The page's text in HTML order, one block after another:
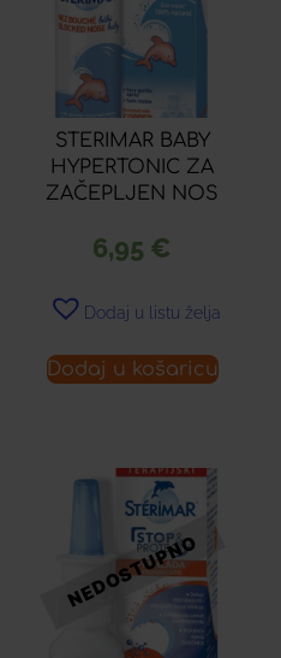
STERIMAR BABY
HYPERTONIC ZA
ZAČEPLJEN NOS
6,95 €
Dodaj u listu želja
Dodaj u košaricu